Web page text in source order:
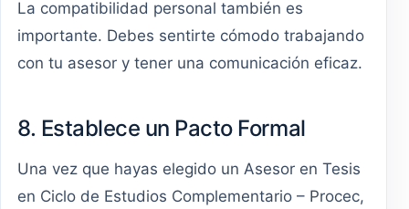
La compatibilidad personal también es
importante. Debes sentirte cómodo trabajando
con tu asesor y tener una comunicación eficaz.
8. Establece un Pacto Formal
Una vez que hayas elegido un Asesor en Tesis
en Ciclo de Estudios Complementario – Procec,